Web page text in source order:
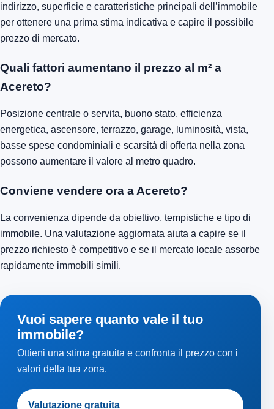
indirizzo, superficie e caratteristiche principali dell’immobile
per ottenere una prima stima indicativa e capire il possibile
prezzo di mercato.
Quali fattori aumentano il prezzo al m² a
Acereto?
Posizione centrale o servita, buono stato, efficienza
energetica, ascensore, terrazzo, garage, luminosità, vista,
basse spese condominiali e scarsità di offerta nella zona
possono aumentare il valore al metro quadro.
Conviene vendere ora a Acereto?
La convenienza dipende da obiettivo, tempistiche e tipo di
immobile. Una valutazione aggiornata aiuta a capire se il
prezzo richiesto è competitivo e se il mercato locale assorbe
rapidamente immobili simili.
Vuoi sapere quanto vale il tuo
immobile?
Ottieni una stima gratuita e confronta il prezzo con i
valori della tua zona.
Valutazione gratuita